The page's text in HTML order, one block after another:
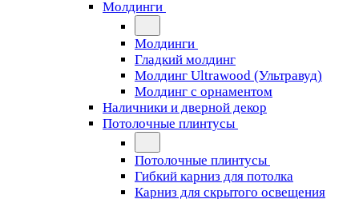
Молдинги
Молдинги
Гладкий молдинг
Молдинг Ultrawood (Ультравуд)
Молдинг с орнаментом
Наличники и дверной декор
Потолочные плинтусы
Потолочные плинтусы
Гибкий карниз для потолка
Карниз для скрытого освещения